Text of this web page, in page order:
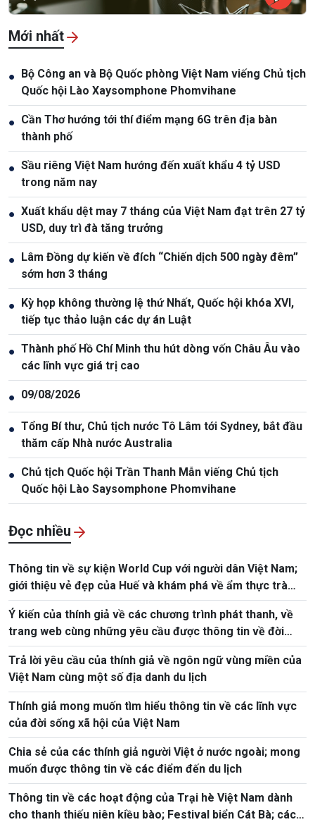
Mới nhất
● Bộ Công an và Bộ Quốc phòng Việt Nam viếng Chủ tịch
Quốc hội Lào Xaysomphone Phomvihane
● Cần Thơ hướng tới thí điểm mạng 6G trên địa bàn
thành phố
● Sầu riêng Việt Nam hướng đến xuất khẩu 4 tỷ USD
trong năm nay
● Xuất khẩu dệt may 7 tháng của Việt Nam đạt trên 27 tỷ
USD, duy trì đà tăng trưởng
● Lâm Đồng dự kiến về đích “Chiến dịch 500 ngày đêm”
sớm hơn 3 tháng
● Kỳ họp không thường lệ thứ Nhất, Quốc hội khóa XVI,
tiếp tục thảo luận các dự án Luật
● Thành phố Hồ Chí Minh thu hút dòng vốn Châu Âu vào
các lĩnh vực giá trị cao
● 09/08/2026
● Tổng Bí thư, Chủ tịch nước Tô Lâm tới Sydney, bắt đầu
thăm cấp Nhà nước Australia
● Chủ tịch Quốc hội Trần Thanh Mẫn viếng Chủ tịch
Quốc hội Lào Saysomphone Phomvihane
Đọc nhiều
Thông tin về sự kiện World Cup với người dân Việt Nam;
giới thiệu vẻ đẹp của Huế và khám phá về ẩm thực trà
Việt
Ý kiến của thính giả về các chương trình phát thanh, về
trang web cùng những yêu cầu được thông tin về đời
sống, xã hội, con người Việt Nam
Trả lời yêu cầu của thính giả về ngôn ngữ vùng miền của
Việt Nam cùng một số địa danh du lịch
Thính giả mong muốn tìm hiểu thông tin về các lĩnh vực
của đời sống xã hội của Việt Nam
Chia sẻ của các thính giả người Việt ở nước ngoài; mong
muốn được thông tin về các điểm đến du lịch
Thông tin về các hoạt động của Trại hè Việt Nam dành
cho thanh thiếu niên kiều bào; Festival biển Cát Bà; các